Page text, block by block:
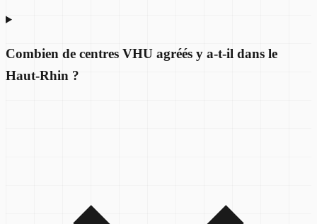
Combien de centres VHU agréés y a-t-il dans le
Haut-Rhin ?